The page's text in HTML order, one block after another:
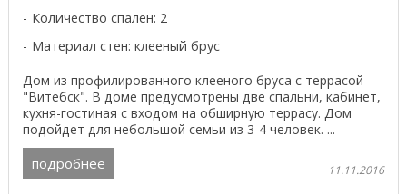
Количество спален: 2
Материал стен: клееный брус
Дом из профилированного клееного бруса с террасой
"Витебск". В доме предусмотрены две спальни, кабинет,
кухня-гостиная с входом на обширную террасу. Дом
подойдет для небольшой семьи из 3-4 человек. ...
подробнее 11.11.2016